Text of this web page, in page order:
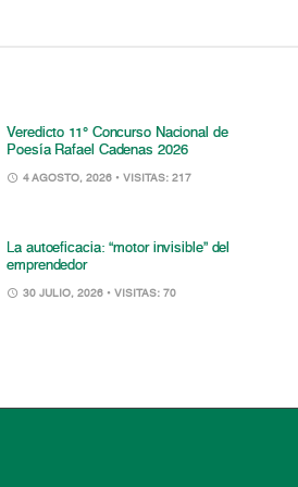
Veredicto 11° Concurso Nacional de
Poesía Rafael Cadenas 2026
4 AGOSTO, 2026 • VISITAS: 217
La autoeficacia: “motor invisible” del
emprendedor
30 JULIO, 2026 • VISITAS: 70